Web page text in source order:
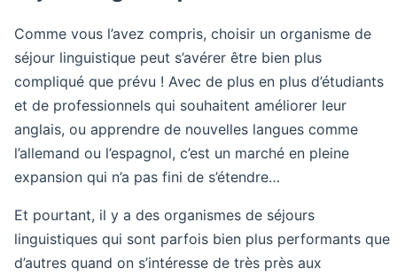
Comme vous l’avez compris, choisir un organisme de
séjour linguistique peut s’avérer être bien plus
compliqué que prévu ! Avec de plus en plus d’étudiants
et de professionnels qui souhaitent améliorer leur
anglais, ou apprendre de nouvelles langues comme
l’allemand ou l’espagnol, c’est un marché en pleine
expansion qui n’a pas fini de s’étendre…
Et pourtant, il y a des organismes de séjours
linguistiques qui sont parfois bien plus performants que
d’autres quand on s’intéresse de très près aux